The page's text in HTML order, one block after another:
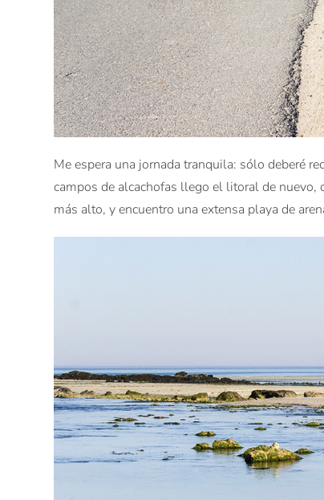
Me espera una jornada tranquila: sólo deberé
campos de alcachofas llego el litoral de nuevo,
más alto, y encuentro una extensa playa de